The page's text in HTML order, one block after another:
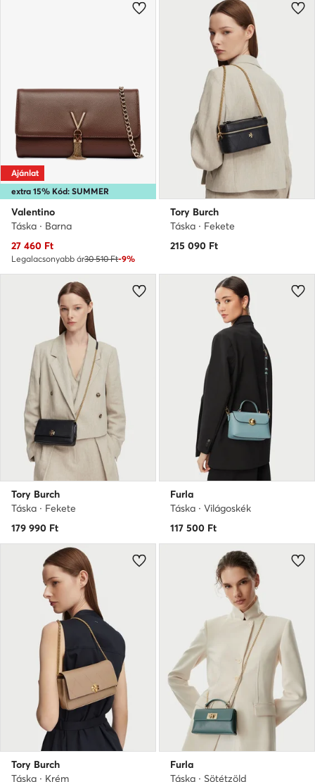
extra 15% Kód: SUMMER
Ajánlat
Valentino
Táska · Barna
Aktuális ár
27 460 Ft
Legalacsonyabb ár30 510 Ft-9%
Tory Burch
Táska · Fekete
215 090 Ft
Tory Burch
Táska · Fekete
179 990 Ft
Furla
Táska · Világoskék
117 500 Ft
Tory Burch
Táska · Krém
Furla
Táska · Sötétzöld